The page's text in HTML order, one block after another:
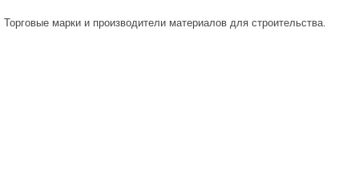
Торговые марки и производители материалов для строительства.